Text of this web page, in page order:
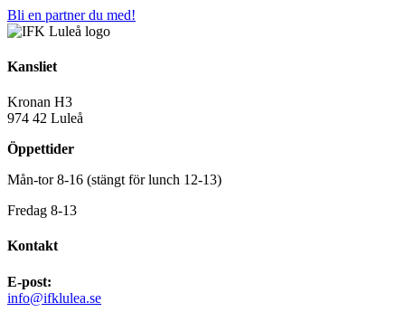
Bli en partner du med!
Kansliet
Kronan H3
974 42 Luleå
Öppettider
Mån-tor 8-16 (stängt för lunch 12-13)
Fredag 8-13
Kontakt
E-post:
info@ifklulea.se